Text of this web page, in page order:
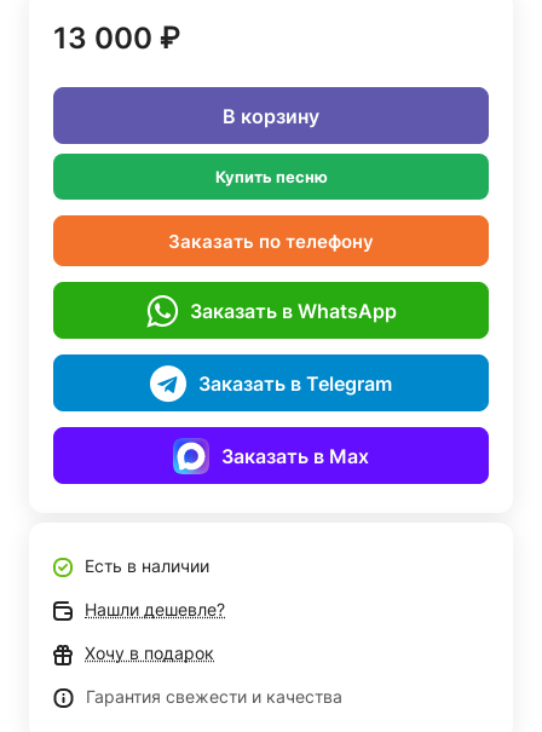
13 000 ₽
В корзину
Купить песню
Заказать по телефону
Заказать в WhatsApp
Заказать в Telegram
Заказать в Max
Есть в наличии
Нашли дешевле?
Хочу в подарок
Гарантия свежести и качества